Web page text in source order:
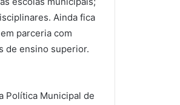
Ainda fica
parceria com
de ensino superior.
Política Municipal de